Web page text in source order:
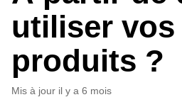
utiliser vos
produits ?
Mis à jour il y a 6 mois